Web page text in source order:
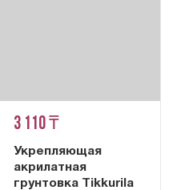
3 110 ₸
Укрепляющая
акрилатная
грунтовка Tikkurila